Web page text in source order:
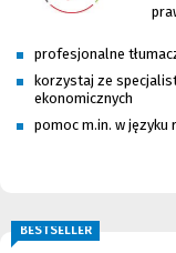
profesjonalne
korzystaj ze
ekonomicznych
pomoc m.in. w języku
BESTSELLER